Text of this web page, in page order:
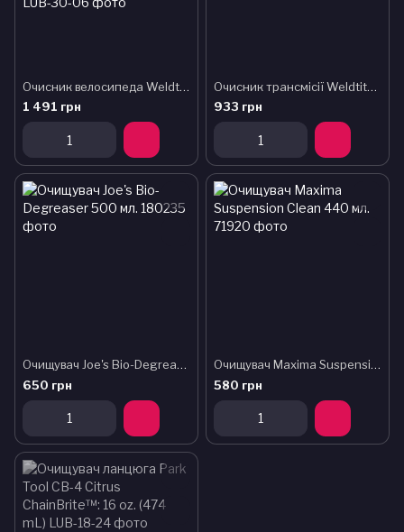
Очисник велосипеда Weldtite 03159 BIKE CLEANER CONCENTRATE LEMON (концентрат для приготування шампуню), 1л
1 491 грн
Очисник трансмісії Weldtite 03022 CITRUS DEGREASER, 1л
933 грн
Очищувач Joe's Bio-Degreaser 500 мл.
650 грн
Очищувач Maxima Suspension Clean 440 мл.
580 грн